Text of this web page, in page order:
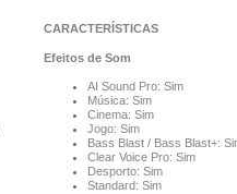
CARACTERÍSTICAS
Efeitos de Som
AI Sound Pro: Sim
Música: Sim
Cinema: Sim
Jogo: Sim
Bass Blast / Bass Blast+:
Clear Voice Pro: Sim
Desporto: Sim
Standard: Sim